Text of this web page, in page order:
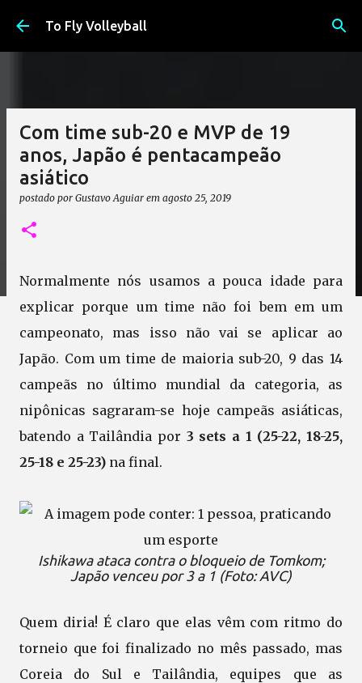
Pular para o conteúdo principal
To Fly Volleyball
Com time sub-20 e MVP de 19
anos, Japão é pentacampeão
asiático
postado por Gustavo Aguiar em agosto 25, 2019
Normalmente nós usamos a pouca idade para
explicar porque um time não foi bem em um
campeonato, mas isso não vai se aplicar ao
Japão. Com um time de maioria sub-20, 9 das 14
campeãs no último mundial da categoria, as
nipônicas sagraram-se hoje campeãs asiáticas,
batendo a Tailândia por 3 sets a 1 (25-22, 18-25,
25-18 e 25-23) na final.
Ishikawa ataca contra o bloqueio de Tomkom;
Japão venceu por 3 a 1 (Foto: AVC)
Quem diria! É claro que elas vêm com ritmo do
torneio que foi finalizado no mês passado, mas
Coreia do Sul e Tailândia, equipes que as